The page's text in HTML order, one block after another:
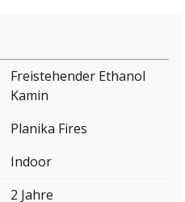
Freistehender Ethanol
Kamin
Planika Fires
Indoor
2 Jahre